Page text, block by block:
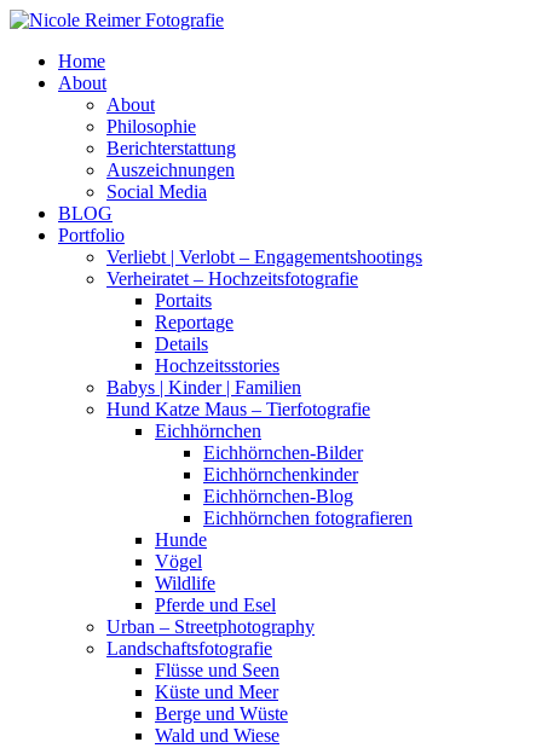
Home
About
About
Philosophie
Berichterstattung
Auszeichnungen
Social Media
BLOG
Portfolio
Verliebt | Verlobt – Engagementshootings
Verheiratet – Hochzeitsfotografie
Portaits
Reportage
Details
Hochzeitsstories
Babys | Kinder | Familien
Hund Katze Maus – Tierfotografie
Eichhörnchen
Eichhörnchen-Bilder
Eichhörnchenkinder
Eichhörnchen-Blog
Eichhörnchen fotografieren
Hunde
Vögel
Wildlife
Pferde und Esel
Urban – Streetphotography
Landschaftsfotografie
Flüsse und Seen
Küste und Meer
Berge und Wüste
Wald und Wiese